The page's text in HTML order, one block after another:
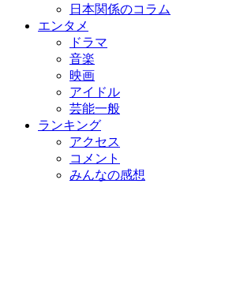
日本関係のコラム
エンタメ
ドラマ
音楽
映画
アイドル
芸能一般
ランキング
アクセス
コメント
みんなの感想